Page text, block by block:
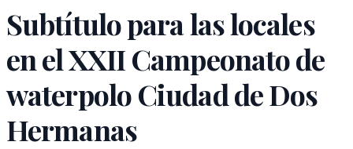
Subtítulo para las locales
en el XXII Campeonato de
waterpolo Ciudad de Dos
Hermanas